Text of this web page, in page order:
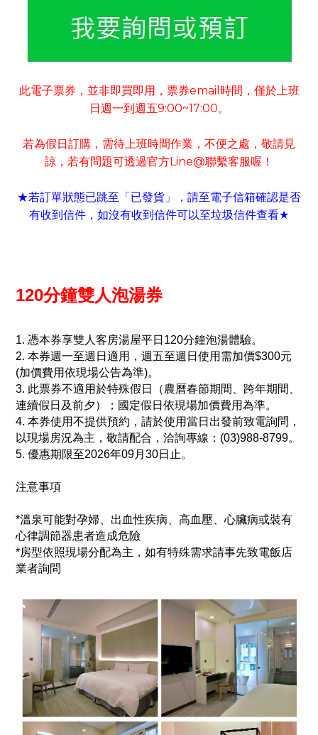
此電子票券 ， 並非即買即用 ， 票券email 時間 ， 僅於上班
日週一到週五9:00~17:00。
若為假日訂購 ， 需待上班時間作業 ， 不便之處 ， 敬請見
諒 ， 若有問題可透過官方Line@聯繫客服喔！
★若訂單狀態已跳至「已發貨」 ， 請至電子信箱確認是否
有收到信件 ， 如沒有收到信件可以至垃圾信件查看★
120分鐘雙人泡湯券
1. 憑本券享雙人客房湯屋平日120分鐘泡湯體驗。
2. 本券週一至週日適用，週五至週日使用需加價$300元
(加價費用依現場公告為準)。
3. 此票券不適用於特殊假日（農曆春節期間、跨年期間、
連續假日及前夕）；國定假日依現場加價費用為準。
4. 本券使用不提供預約，請於使用當日出發前致電詢問，
以現場房況為主，敬請配合，洽詢專線：(03)988-8799。
5. 優惠期限至2026年09月30日止。
注意事項
*溫泉可能對孕婦、出血性疾病、高血壓、心臟病或裝有
心律調節器患者造成危險
*房型依照現場分配為主，如有特殊需求請事先致電飯店
業者詢問